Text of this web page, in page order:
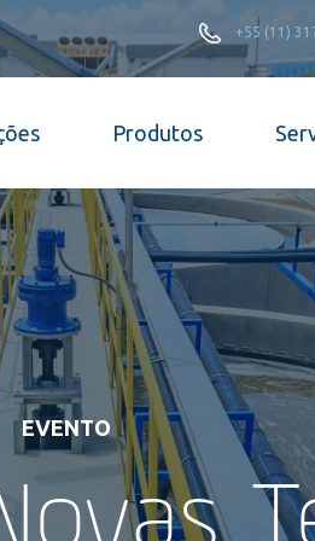
+55 (11)
Produtos
EVENTO